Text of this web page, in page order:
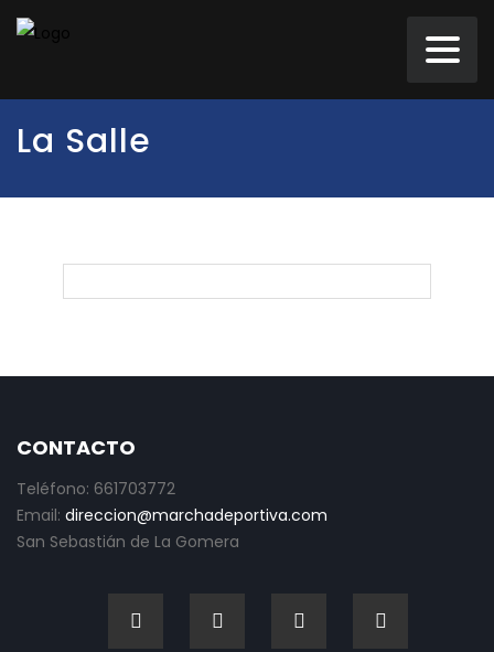
La Salle
CONTACTO
Teléfono: 661703772
Email: direccion@marchadeportiva.com
San Sebastián de La Gomera